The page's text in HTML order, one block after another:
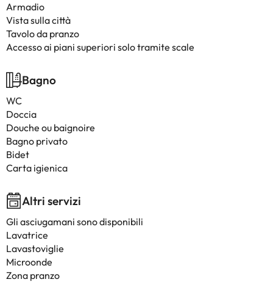
Armadio
Vista sulla città
Tavolo da pranzo
Accesso ai piani superiori solo tramite scale
Bagno
WC
Doccia
Douche ou baignoire
Bagno privato
Bidet
Carta igienica
Altri servizi
Gli asciugamani sono disponibili
Lavatrice
Lavastoviglie
Microonde
Zona pranzo